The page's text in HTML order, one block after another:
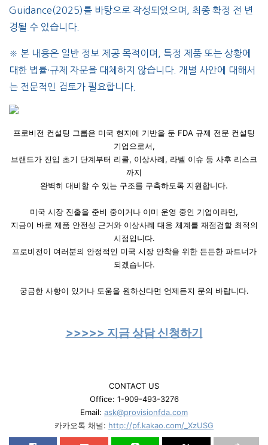
Guidance(2025)를 바탕으로 작성되었으며, 최종 확정 전 변
경될 수 있습니다.
※ 본 내용은 일반 정보 제공 목적이며, 특정 제품 또는 상황에
대한 법률·규제 자문을 대체하지 않습니다. 개별 사안에 대해서
는 전문적인 검토가 필요합니다.
프로비전 컨설팅 그룹은 미국 현지에 기반을 둔 FDA 규제 전문 컨설팅
기업으로서,
브랜드가 진입 초기 단계부터 리콜, 이상사례, 라벨 이슈 등 사후 리스크
까지
완벽히 대비할 수 있는 구조를 구축하도록 지원합니다.
미국 시장 진출을 준비 중이거나 이미 운영 중인 기업이라면,
지금이 바로 제품 안전성 근거와 이상사례 대응 체계를 재점검할 최적의
시점입니다.
프로비전이 여러분의 안정적인 미국 시장 안착을 위한 든든한 파트너가
되겠습니다.
궁금한 사항이 있거나 도움을 원하신다면 언제든지 문의 바랍니다.
>>>>> 지금 상담 신청하기
CONTACT US
Office: 1-909-493-3276
Email: ask@provisionfda.com
카카오톡 채널: http://pf.kakao.com/_XzUSG